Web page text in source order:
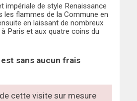
impériale de style Renaissance
les flammes de la Commune en
en laissant de nombreux
Paris et aux quatre coins du
sans aucun frais
cette visite sur mesure